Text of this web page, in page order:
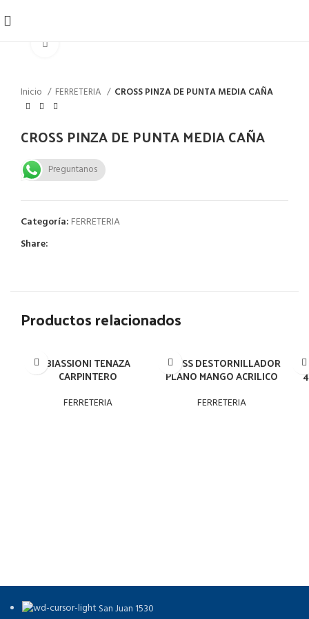
Inicio FERRETERIA CROSS PINZA DE PUNTA MEDIA CAÑA
CROSS PINZA DE PUNTA MEDIA CAÑA
Preguntanos
Categoría: FERRETERIA
Share:
Productos relacionados
BIASSIONI TENAZA
CARPINTERO
FERRETERIA
CROSS DESTORNILLADOR
PLANO MANGO ACRILICO
FERRETERIA
San Juan 1530